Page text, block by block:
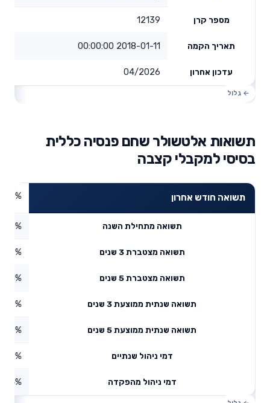
מספר קרן 12139
תאריך הקמה 2018-01-11 00:00:00
עדכון אחרון 04/2026
תשואות אלטשולר שחם פנסיה כללית
בסיסי למקבלי קצבה
תשואה חודש אחרון
תשואה מתחילת השנה
תשואה מצטברת 3 שנים
תשואה מצטברת 5 שנים
תשואה שנתית ממוצעת 3 שנים 5.17%
תשואה שנתית ממוצעת 5 שנים 1.96%
דמי ניהול שנתיים 0.18%
דמי ניהול מהפקדה